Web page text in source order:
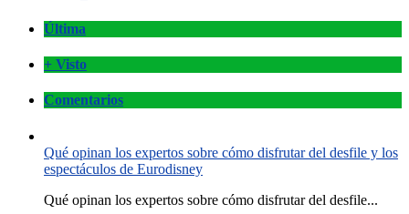
Última
+ Visto
Comentarios
Qué opinan los expertos sobre cómo disfrutar del desfile y los
espectáculos de Eurodisney
Qué opinan los expertos sobre cómo disfrutar del desfile...